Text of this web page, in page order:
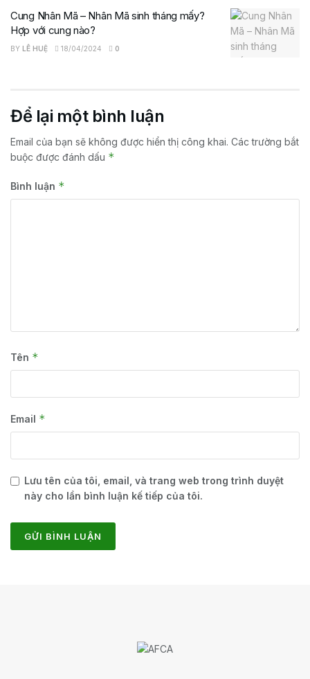
Cung Nhân Mã – Nhân Mã sinh tháng mấy?
Hợp với cung nào?
BY LÊ HUỆ 18/04/2024 0
Để lại một bình luận
Email của bạn sẽ không được hiển thị công khai. Các trường bắt
buộc được đánh dấu *
Bình luận *
Tên *
Email *
Lưu tên của tôi, email, và trang web trong trình duyệt
này cho lần bình luận kế tiếp của tôi.